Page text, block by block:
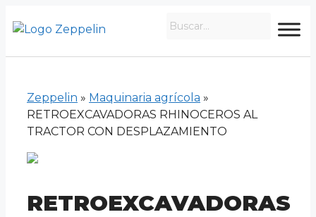
Zeppelin » Maquinaria agrícola »
RETROEXCAVADORAS RHINOCEROS AL
TRACTOR CON DESPLAZAMIENTO
RETROEXCAVADORAS